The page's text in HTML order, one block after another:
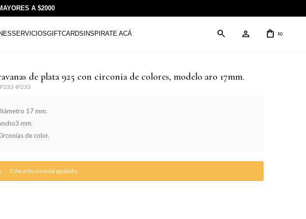
A $2000
SERVICIOSGIFTCARDS INSPIRATE ACÁ $0
de plata 925 con circonia de colores, modelo aro 17mm.
IP233
17 mm.
mm.
de color.
Este artículo está agotado.